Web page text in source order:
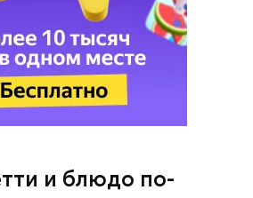
и блюдо по-
не для всех дыня
черешни. «Вечерняя Москва»
диетолога